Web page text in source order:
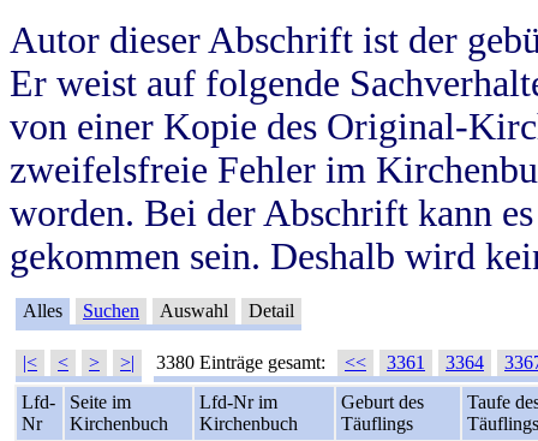
Autor dieser Abschrift ist der
Er weist auf folgende
von einer Kopie des Original-
zweifelsfreie Fehler im
worden. Bei der Abschrift kann
gekommen sein. Deshalb wird
Alles Suchen Auswahl Detail
|< < > >| 3380 Einträge gesamt: << 3361 3364
Lfd-
Nr
Seite im
Kirchenbuch
Lfd-Nr im
Kirchenbuch
Geburt des
Täuflings
Taufe
Täuflings